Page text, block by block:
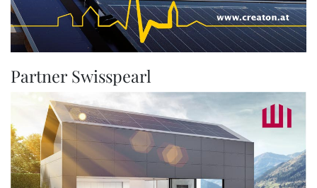
Partner Swisspearl